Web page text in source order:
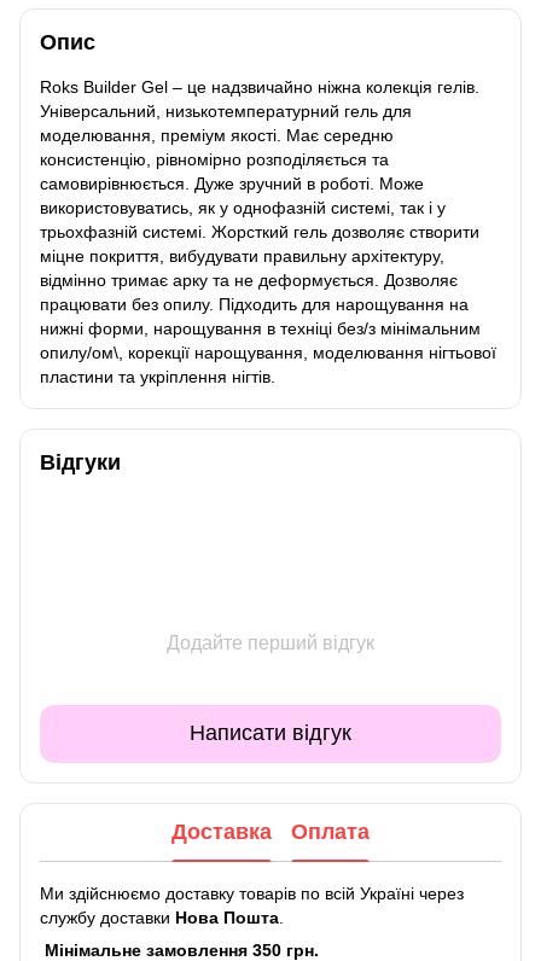
Опис
Roks Builder Gel – це надзвичайно ніжна колекція гелів.
Універсальний, низькотемпературний гель для
моделювання, преміум якості. Має середню
консистенцію, рівномірно розподіляється та
самовирівнюється. Дуже зручний в роботі. Може
використовуватись, як у однофазній системі, так і у
трьохфазній системі. Жорсткий гель дозволяє створити
міцне покриття, вибудувати правильну архітектуру,
відмінно тримає арку та не деформується. Дозволяє
працювати без опилу. Підходить для нарощування на
нижні форми, нарощування в техніці без/з мінімальним
опилу/ом\, корекції нарощування, моделювання нігтьової
пластини та укріплення нігтів.
Відгуки
Додайте перший відгук
Написати відгук
Доставка Оплата
Ми здійснюємо доставку товарів по всій Україні через
службу доставки Нова Пошта
Мінімальне замовлення 350 грн.